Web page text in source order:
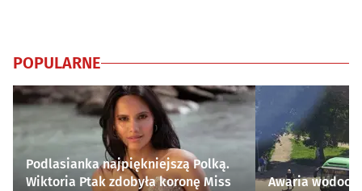
POPULARNE
Podlasianka najpiękniejszą Polką.
Wiktoria Ptak zdobyła koronę Miss
Awaria